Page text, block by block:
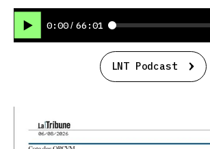
0:00 / 66:01
LNT Podcast